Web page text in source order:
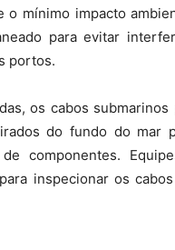
mínimo impacto
para evitar
portos.
os cabos
do fundo do mar
componentes.
inspecionar os